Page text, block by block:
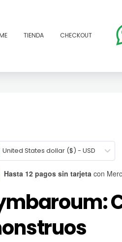
TIENDA CHECKOUT
United States dollar ($) - USD
Hasta 12 pagos sin tarjeta con